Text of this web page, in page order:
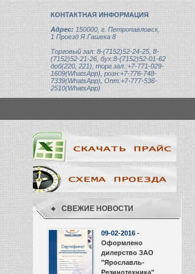
КОНТАКТНАЯ ИНФОРМАЦИЯ
Адрес:150000, г. Петропавловск,
1 Проезд Я.Гашека 8
Торговый зал: 8-(7152)52-24-25, 8-
(7152)52-21-26, бух:8-(7152)52-01-62
доб(220, 221), торг.зал.:+7-771-029-
1609(WhatsApp), розн:+7-776-748-
7339(WhatsApp), Опт:+7-777-536-
2510(WhatsApp)
СВЕЖИЕ НОВОСТИ
09-02-2016 -
Оформлено
дилерство ЗАО
"Ярославль-
Резинотехника"